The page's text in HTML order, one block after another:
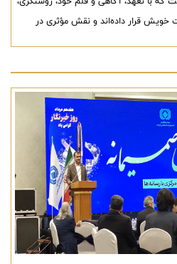
خویش قرار داده‌اند و نقش مؤثری در